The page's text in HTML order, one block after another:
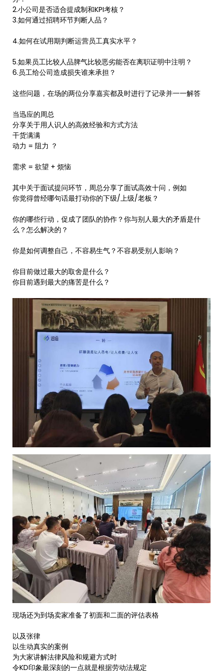
2.小公司是否适合提成制和KPI考核？
3.如何通过招聘环节判断人品？
4.如何在试用期判断运营员工真实水平？
5.如果员工比较人品脾气比较恶劣能否在离职证明中注明？
6.员工给公司造成损失谁来承担？
这些问题，在场的两位分享嘉宾都及时进行了记录并一一解答
当迅应的周总
分享关于用人识人的高效经验和方式方法
干货满满
动力 = 阻力 ？
需求 = 欲望 + 烦恼
其中关于面试提问环节，周总分享了面试高效十问，例如
你觉得曾经哪句话最打动你的下级/上级/老板？
你的哪些行动，促成了团队的协作？你与别人最大的矛盾是什
么？怎么解决的？
你是如何调整自己，不容易生气？不容易受别人影响？
你目前做过最大的取舍是什么？
你目前遇到最大的痛苦是什么？
现场还为到场卖家准备了初面和二面的评估表格
以及张律
以生动真实的案例
为大家讲解法律风险和规避方式时
令KD印象最深刻的一点就是根据劳动法规定